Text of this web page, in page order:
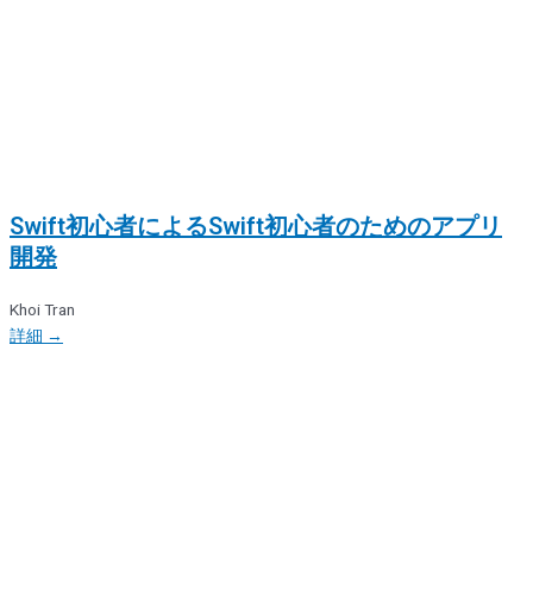
Swift初心者によるSwift初心者のためのアプリ
開発
Khoi Tran
詳細 →